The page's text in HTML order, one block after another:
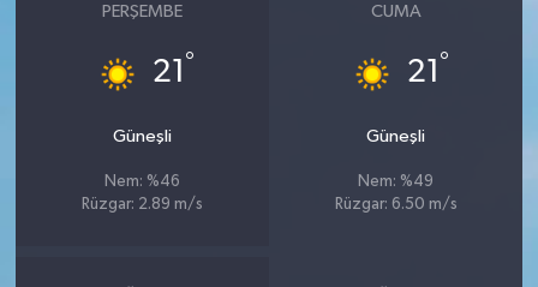
PERŞEMBE
21 °
Güneşli
Nem: %46
Rüzgar: 2.89 m/s
CUMA
21 °
Güneşli
Nem: %49
Rüzgar: 6.50 m/s